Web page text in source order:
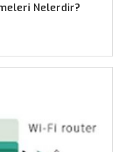
Nelerdir?